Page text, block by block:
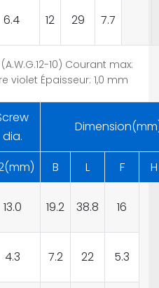
6.4 12 29 7.7
10) Courant max:
violet Épaisseur: 1,0 mm
dia.
B L F
H
13.0 19.2 38.8 16
4.3 7.2 22 5.3